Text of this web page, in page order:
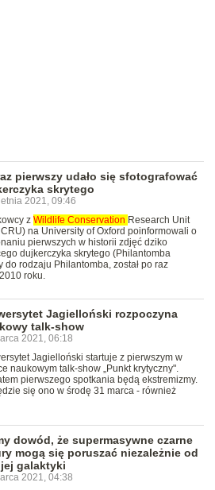
pierwszy udało się sfotografować
skrytego
2021, 09:46
z Wildlife Conservation Research Unit
na University of Oxford poinformowali o
pierwszych w historii zdjęć dziko
dujkerczyka skrytego (Philantomba
do rodzaju Philantomba, został po raz
roku.
Jagielloński rozpoczyna
talk-show
2021, 06:18
Jagielloński startuje z pierwszym w
naukowym talk-show „Punkt krytyczny".
pierwszego spotkania będą ekstremizmy.
się ono w środę 31 marca - również
dowód, że supermasywne czarne
mogą się poruszać niezależnie od
galaktyki
2021, 04:38